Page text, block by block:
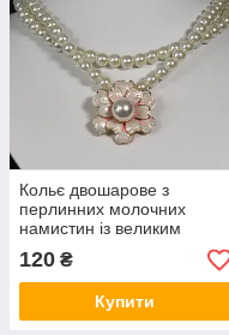
Кольє двошарове з
перлинних молочних
намистин із великим
кулоном квіточок покритий
кольоровою емаллю
довжина 45 см
120 ₴
Купити